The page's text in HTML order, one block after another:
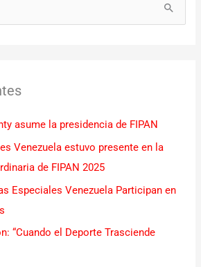
asume la presidencia de FIPAN
Venezuela estuvo presente en la
de FIPAN 2025
Especiales Venezuela Participan en
“Cuando el Deporte Trasciende